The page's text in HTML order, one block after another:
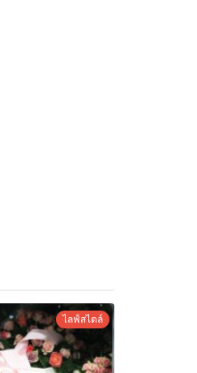
ไลฟ์สไตล์